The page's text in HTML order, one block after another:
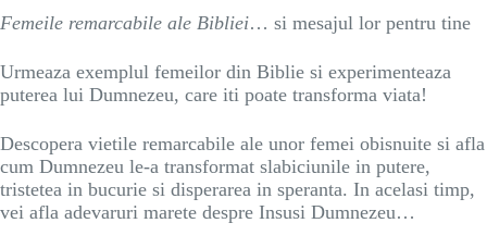
Femeile remarcabile ale Bibliei… si mesajul lor pentru tine
Urmeaza exemplul femeilor din Biblie si experimenteaza
puterea lui Dumnezeu, care iti poate transforma viata!
Descopera vietile remarcabile ale unor femei obisnuite si afla
cum Dumnezeu le-a transformat slabiciunile in putere,
tristetea in bucurie si disperarea in speranta. In acelasi timp,
vei afla adevaruri marete despre Insusi Dumnezeu…